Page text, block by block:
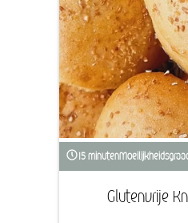
15 minuten
Glutenvrije